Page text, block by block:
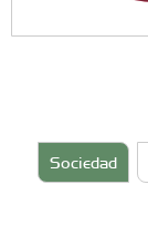
Sociedad